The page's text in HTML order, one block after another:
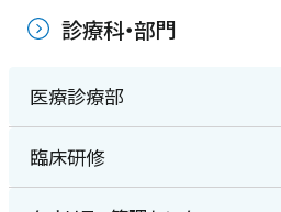
診療科・部門
医療診療部
消化器内科
臨床研修